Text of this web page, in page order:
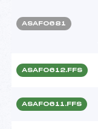
ASAF0681
ASAF0612.FFS
ASAF0611.FFS